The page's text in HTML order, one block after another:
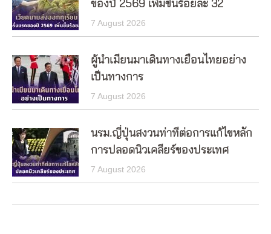
ของปี 2569 เพิ่มขึ้นร้อยละ 32
7 August 2026
ผู้นำเมียนมาเดินทางเยือนไทยอย่าง
เป็นทางการ
7 August 2026
นรม.ญี่ปุ่นสงวนท่าทีต่อการแก้ไขหลัก
การปลอดนิวเคลียร์ของประเทศ
7 August 2026